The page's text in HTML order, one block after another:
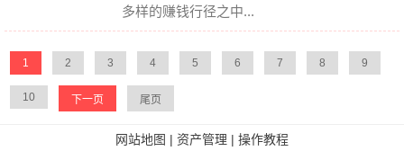
多样的赚钱行径之中...
1 2 3 4 5 6 7 8 9
10 下一页 尾页
网站地图 | 资产管理 | 操作教程